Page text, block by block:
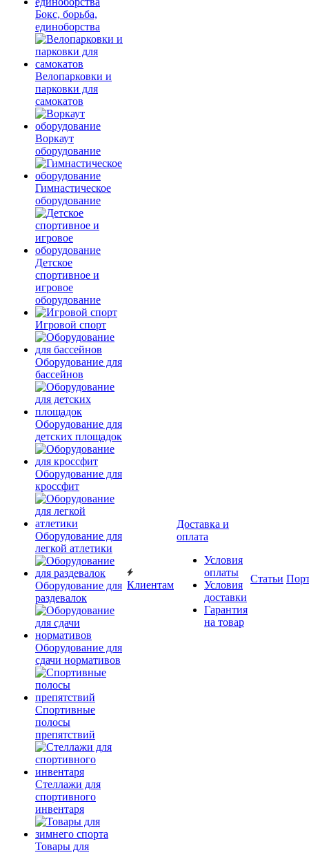
Бокс, борьба,
единоборства
Велопарковки и
парковки для
самокатов
Воркаут
оборудование
Гимнастическое
оборудование
Детское
спортивное и
игровое
оборудование
Игровой спорт
Оборудование для
бассейнов
Оборудование для
детских площадок
Оборудование для
кроссфит
Оборудование для
легкой атлетики
Оборудование для
раздевалок
Оборудование для
сдачи нормативов
Спортивные
полосы
препятствий
Стеллажи для
спортивного
инвентаря
Товары для
Клиентам
Доставка и
оплата
Условия
оплаты
Условия
доставки
Гарантия
на товар
Статьи